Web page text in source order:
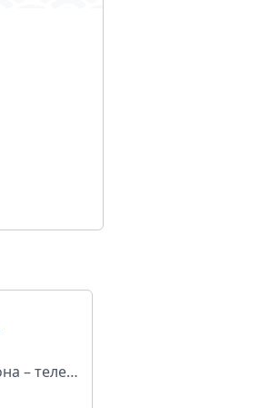
Канал Досье Шпиона – телеграм-канал сотрудника одной из специальных служб. Я среди вас и много про вас знаю.